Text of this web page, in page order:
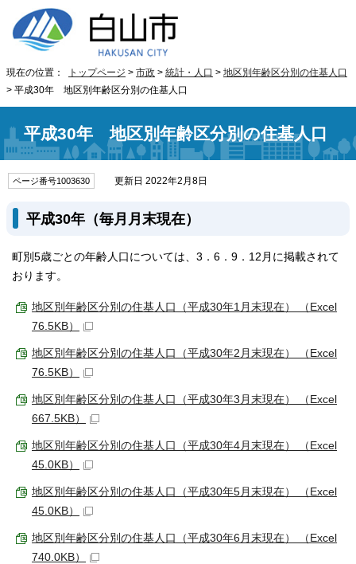
現在の位置： トップページ > 市政 > 統計・人口 > 地区別年齢区分別の住基人口
> 平成30年 地区別年齢区分別の住基人口
平成30年 地区別年齢区分別の住基人口
ページ番号1003630 更新日 2022年2月8日
平成30年（毎月月末現在）
町別5歳ごとの年齢人口については、3．6．9．12月に掲載されて
おります。
地区別年齢区分別の住基人口（平成30年1月末現在） （Excel
76.5KB）
地区別年齢区分別の住基人口（平成30年2月末現在） （Excel
76.5KB）
地区別年齢区分別の住基人口（平成30年3月末現在） （Excel
667.5KB）
地区別年齢区分別の住基人口（平成30年4月末現在） （Excel
45.0KB）
地区別年齢区分別の住基人口（平成30年5月末現在） （Excel
45.0KB）
地区別年齢区分別の住基人口（平成30年6月末現在） （Excel
740.0KB）